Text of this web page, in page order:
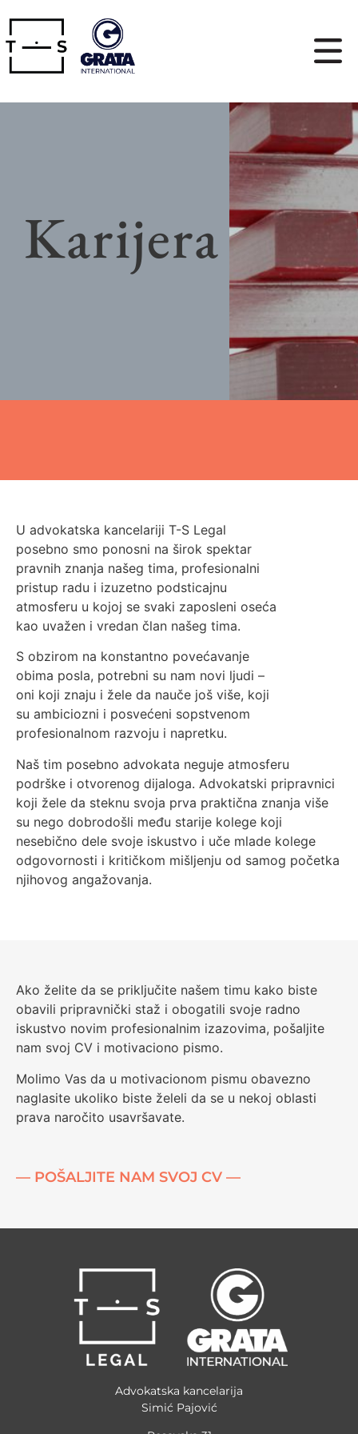
Karijera
U advokatska kancelariji T-S Legal
posebno smo ponosni na širok spektar
pravnih znanja našeg tima, profesionalni
pristup radu i izuzetno podsticajnu
atmosferu u kojoj se svaki zaposleni oseća
kao uvažen i vredan član našeg tima.
S obzirom na konstantno povećavanje
obima posla, potrebni su nam novi ljudi –
oni koji znaju i žele da nauče još više, koji
su ambiciozni i posvećeni sopstvenom
profesionalnom razvoju i napretku.
Naš tim posebno advokata neguje atmosferu
podrške i otvorenog dijaloga. Advokatski pripravnici
koji žele da steknu svoja prva praktična znanja više
su nego dobrodošli među starije kolege koji
nesebično dele svoje iskustvo i uče mlade kolege
odgovornosti i kritičkom mišljenju od samog početka
njihovog angažovanja.
Ako želite da se priključite našem timu kako biste
obavili pripravnički staž i obogatili svoje radno
iskustvo novim profesionalnim izazovima, pošaljite
nam svoj CV i motivaciono pismo.
Molimo Vas da u motivacionom pismu obavezno
naglasite ukoliko biste želeli da se u nekoj oblasti
prava naročito usavršavate.
— POŠALJITE NAM SVOJ CV —
Advokatska kancelarija
Simić Pajović